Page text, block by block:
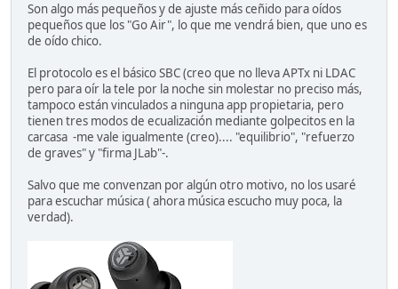
Son algo más pequeños y de ajuste más ceñido para oídos
pequeños que los "Go Air", lo que me vendrá bien, que uno es
de oído chico.
El protocolo es el básico SBC (creo que no lleva APTx ni LDAC
pero para oír la tele por la noche sin molestar no preciso más,
tampoco están vinculados a ninguna app propietaria, pero
tienen tres modos de ecualización mediante golpecitos en la
carcasa -me vale igualmente (creo).... "equilibrio", "refuerzo
de graves" y "firma JLab"-.
Salvo que me convenzan por algún otro motivo, no los usaré
para escuchar música ( ahora música escucho muy poca, la
verdad).